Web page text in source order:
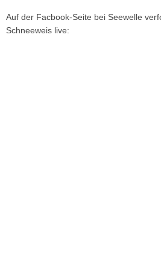
Auf der Facbook-Seite bei Seewelle
Schneeweis live: